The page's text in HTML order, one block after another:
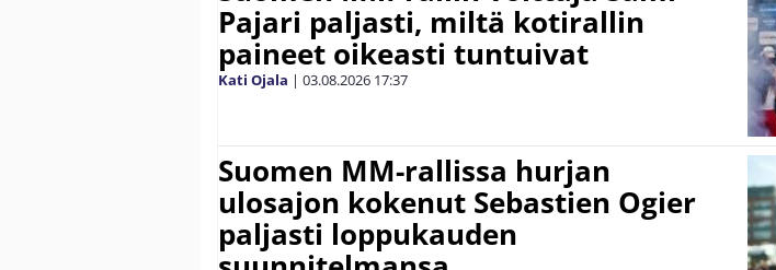
Pajari paljasti, miltä kotirallin
paineet oikeasti tuntuivat
Kati Ojala | 03.08.2026 17:37
Suomen MM-rallissa hurjan
ulosajon kokenut Sebastien Ogier
paljasti loppukauden